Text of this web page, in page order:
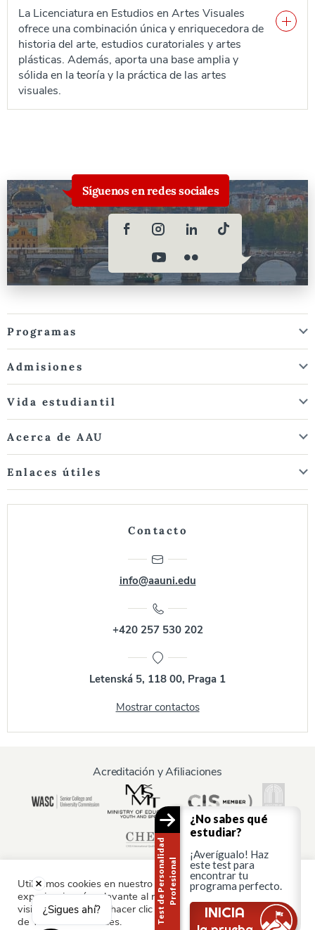
La Licenciatura en Estudios en Artes Visuales
ofrece una combinación única y enriquecedora de
historia del arte, estudios curatoriales y artes
plásticas. Además, aporta una base amplia y
sólida en la teoría y la práctica de las artes
visuales.
Síguenos en redes sociales
Programas
Admisiones
Vida estudiantil
Acerca de AAU
Enlaces útiles
Contacto
info@aauni.edu
+420 257 530 202
Letenská 5, 118 00, Praga 1
Mostrar contactos
Acreditación y Afiliaciones
Información para:
Padres y familia
Utilizamos cookies en nuestro sitio web para ofrecerle la
experiencia más relevante al recordar sus preferencias y
visitas repetidas. Al hacer clic en "Aceptar", consiente el uso
de TODAS las cookies.
T
e
s
t
d
e
P
e
r
s
o
n
al
i
d
a
d
P
r
o
f
e
s
i
o
n
al
¿No sabes qué
estudiar?
¡Averígualo! Haz
este test para
encontrar tu
programa perfecto.
INICIA
¿Sigues ahí?